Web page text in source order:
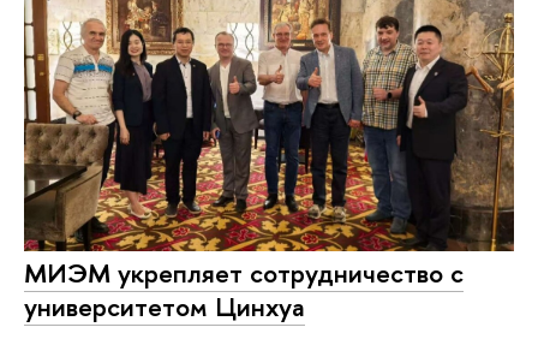
МИЭМ укрепляет сотрудничество с
университетом Цинхуа